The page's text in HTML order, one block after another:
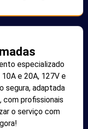
especializado
e 20A, 127V e
segura, adaptada
com profissionais
o serviço com